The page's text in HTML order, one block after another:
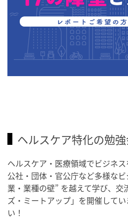
ヘルスケア特化の勉
ヘルスケア・医療領域でビジネス
公社・団体・官公庁など多様な
業・業種の壁” を越えて学び、
ズ・ミートアップ」を開催して
い！